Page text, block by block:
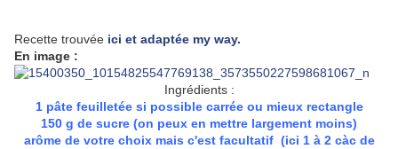
Recette trouvée ici et adaptée my way.
En image :
Ingrédients :
1 pâte feuilletée si possible carrée ou mieux rectangle
150 g de sucre (on peux en mettre largement moins)
arôme de votre choix mais c'est facultatif (ici 1 à 2 càc de